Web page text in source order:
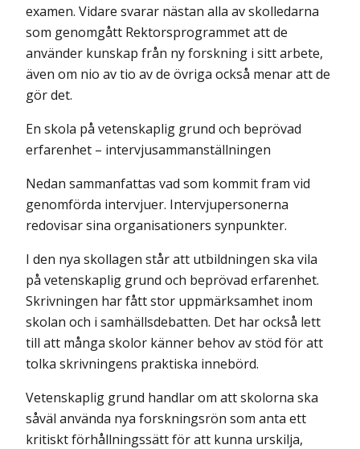
examen. Vidare svarar nästan alla av skolledarna
som genomgått Rektorsprogrammet att de
använder kunskap från ny forskning i sitt arbete,
även om nio av tio av de övriga också menar att de
gör det.
En skola på vetenskaplig grund och beprövad
erfarenhet – intervjusammanställningen
Nedan sammanfattas vad som kommit fram vid
genomförda intervjuer. Intervjupersonerna
redovisar sina organisationers synpunkter.
I den nya skollagen står att utbildningen ska vila
på vetenskaplig grund och beprövad erfarenhet.
Skrivningen har fått stor uppmärksamhet inom
skolan och i samhällsdebatten. Det har också lett
till att många skolor känner behov av stöd för att
tolka skrivningens praktiska innebörd.
Vetenskaplig grund handlar om att skolorna ska
såväl använda nya forskningsrön som anta ett
kritiskt förhållningssätt för att kunna urskilja,